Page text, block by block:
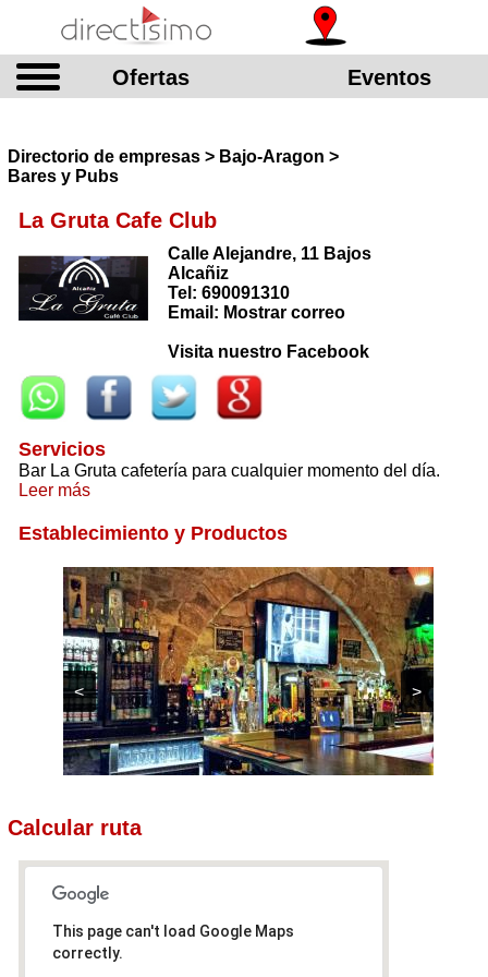
Ofertas Eventos
Directorio de empresas > Bajo-Aragon >
Bares y Pubs
La Gruta Cafe Club
Calle Alejandre, 11 Bajos
Alcañiz
Tel: 690091310
Email: Mostrar correo
Visita nuestro Facebook
Servicios
Bar La Gruta cafetería para cualquier momento del día.
Leer más
Establecimiento y Productos
< >
Calcular ruta
This page can't load Google Maps
correctly.